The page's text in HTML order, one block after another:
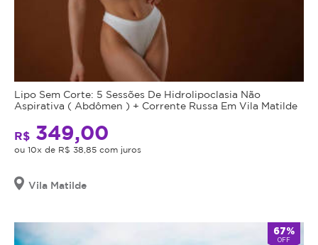
Lipo Sem Corte: 5 Sessões De Hidrolipoclasia Não
Aspirativa ( Abdômen ) + Corrente Russa Em Vila Matilde
R$ 349,00
ou 10x de R$ 38,85 com juros
Vila Matilde
67%
OFF